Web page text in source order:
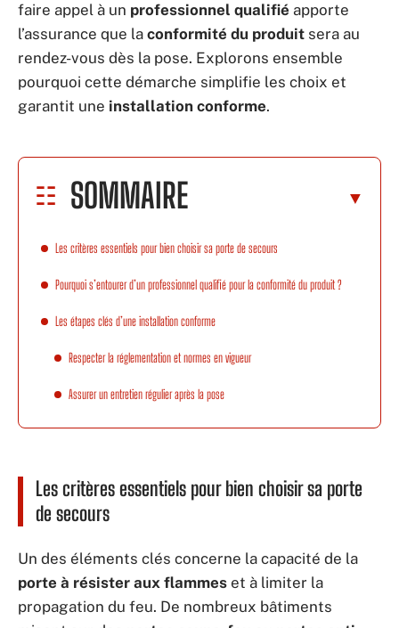
faire appel à un professionnel qualifié apporte
l’assurance que la conformité du produit sera au
rendez-vous dès la pose. Explorons ensemble
pourquoi cette démarche simplifie les choix et
garantit une installation conforme.
SOMMAIRE
Les critères essentiels pour bien choisir sa porte de secours
Pourquoi s’entourer d’un professionnel qualifié pour la conformité du produit ?
Les étapes clés d’une installation conforme
Respecter la réglementation et normes en vigueur
Assurer un entretien régulier après la pose
Les critères essentiels pour bien choisir sa porte
de secours
Un des éléments clés concerne la capacité de la
porte à résister aux flammes et à limiter la
propagation du feu. De nombreux bâtiments